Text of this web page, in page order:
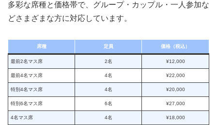
多彩な席種と価格帯で、グループ・カップル・一人参加な
どさまざまな方に対応しています。
席種 定員 価格（税込）
最前2名マス席 2名 ¥12,000
最前4名マス席 4名 ¥22,000
特別4名マス席 4名 ¥20,000
特別6名マス席 6名 ¥27,000
4名マス席 4名 ¥18,000